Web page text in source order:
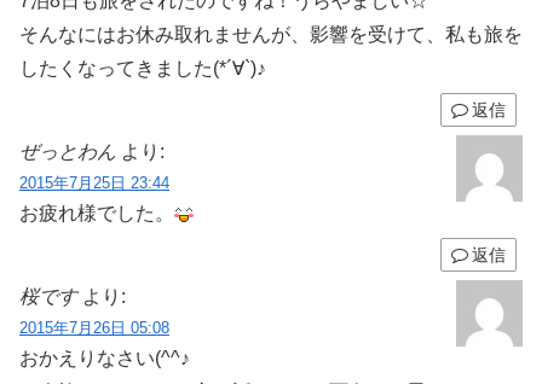
そんなにはお休み取れませんが、影響を受けて、私も旅を
したくなってきました(*´∀`)♪
返信
ぜっとわん より:
2015年7月25日 23:44
お疲れ様でした。
返信
桜です より:
2015年7月26日 05:08
おかえりなさい(^^♪